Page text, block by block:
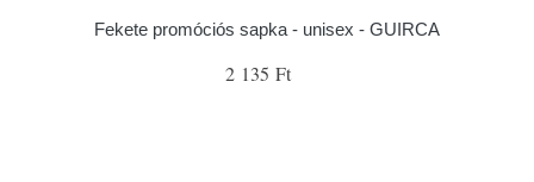
Fekete promóciós sapka - unisex - GUIRCA
2 135 Ft